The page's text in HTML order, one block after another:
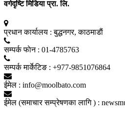
वर्गदृष्टि मिडिया प्रा. लि.
प्रधान कार्यालय : बुद्धनगर, काठमाडाैं
सम्पर्क फाेन : 01-4785763
सम्पर्क मार्केटिङ : +977-9851076864
ईमेल : info@moolbato.com
ईमेल (समाचार सम्प्रेषणका लागि ) :